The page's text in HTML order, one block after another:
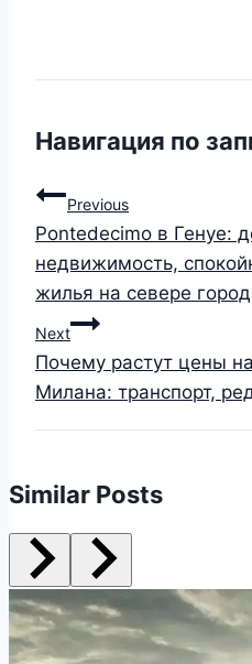
Навигация по
Previous
Pontedecimo в Генуе:
недвижимость,
жилья на севере
Next
Почему растут цены
Милана: транспорт,
Similar Posts